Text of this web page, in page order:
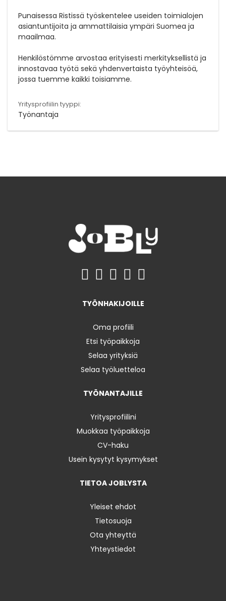
Punaisessa Ristissä työskentelee useiden toimialojen
asiantuntijoita ja ammattilaisia ympäri Suomea ja
maailmaa.
Henkilöstömme arvostaa erityisesti merkityksellistä ja
innostavaa työtä sekä yhdenvertaista työyhteisöä,
jossa tuemme kaikki toisiamme.
Yritysprofiilin tyyppi:
Työnantaja
TYÖNHAKIJOILLE
Oma profiili
Etsi työpaikkoja
Selaa yrityksiä
Selaa työluetteloa
TYÖNANTAJILLE
Yritysprofiilini
Muokkaa työpaikkoja
CV-haku
Usein kysytyt kysymykset
TIETOA JOBLYSTA
Yleiset ehdot
Tietosuoja
Ota yhteyttä
Yhteystiedot